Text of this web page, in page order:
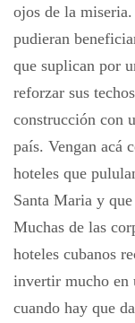
ojos de la miseria.
pudieran
que suplican por
reforzar sus
construcción con
país. Vengan acá
hoteles que
Santa Maria y
Muchas de las
hoteles cubanos
invertir mucho en
cuando hay que